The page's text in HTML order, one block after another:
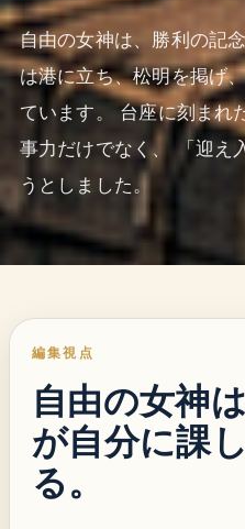
自由の女神は、勝利の記
は港に立ち、松明を掲げ
ています。 台座に刻まれ
事力だけでなく、 「迎え
うとしました。
編集視点
自由の女神
が自分に課
る。